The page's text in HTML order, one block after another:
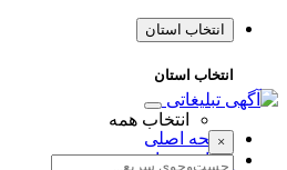
انتخاب استان
انتخاب استان
انتخاب همه
×
صفحه اصلی
طراحی سایت